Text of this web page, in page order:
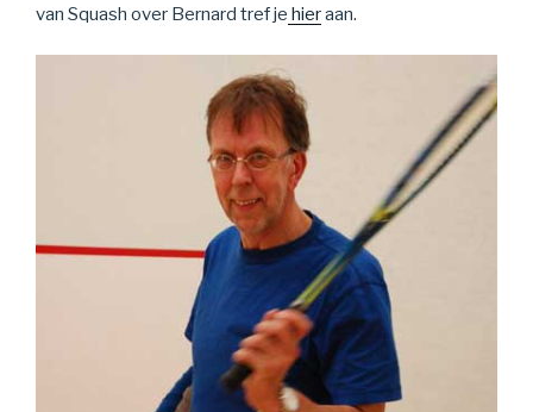
van Squash over Bernard tref je hieraan.